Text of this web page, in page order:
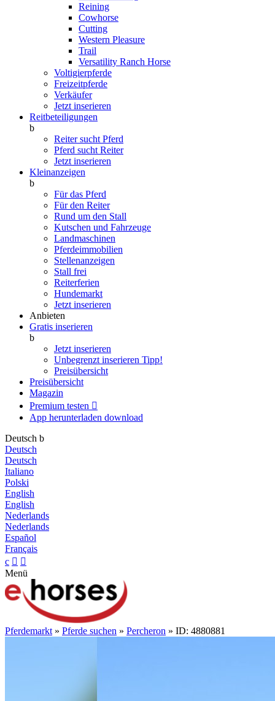
Reining
Cowhorse
Cutting
Western Pleasure
Trail
Versatility Ranch Horse
Voltigierpferde
Freizeitpferde
Verkäufer
Jetzt inserieren
Reitbeteiligungen
b
Reiter sucht Pferd
Pferd sucht Reiter
Jetzt inserieren
Kleinanzeigen
b
Für das Pferd
Für den Reiter
Rund um den Stall
Kutschen und Fahrzeuge
Landmaschinen
Pferdeimmobilien
Stellenanzeigen
Stall frei
Reiterferien
Hundemarkt
Jetzt inserieren
Anbieten
Gratis inserieren
b
Jetzt inserieren
Unbegrenzt inserieren Tipp!
Preisübersicht
Preisübersicht
Magazin
Premium testen 
App herunterladen download
Deutsch b
Deutsch
Deutsch
Italiano
Polski
English
English
Nederlands
Nederlands
Español
Français
c  
Menü
Pferdemarkt » Pferde suchen » Percheron » ID: 4880881